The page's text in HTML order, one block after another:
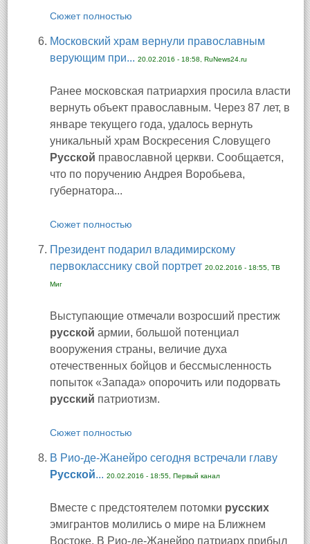
Сюжет полностью
Московский храм вернули православным
верующим при... 20.02.2016 - 18:58, RuNews24.ru
Ранее московская патриархия просила власти
вернуть объект православным. Через 87 лет, в
январе текущего года, удалось вернуть
уникальный храм Воскресения Словущего
Русской православной церкви. Сообщается,
что по поручению Андрея Воробьева,
губернатора...
Сюжет полностью
Президент подарил владимирскому
первокласснику свой портрет 20.02.2016 - 18:55, ТВ
Миг
Выступающие отмечали возросший престиж
русской армии, большой потенциал
вооружения страны, величие духа
отечественных бойцов и бессмысленность
попыток «Запада» опорочить или подорвать
русский патриотизм.
Сюжет полностью
В Рио-де-Жанейро сегодня встречали главу
Русской... 20.02.2016 - 18:55, Первый канал
Вместе с предстоятелем потомки русских
эмигрантов молились о мире на Ближнем
Востоке. В Рио-де-Жанейро патриарх прибыл